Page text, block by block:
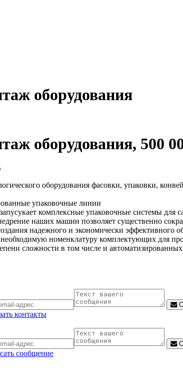
оборудования
оборудования, 500
оборудования фасовки, упаковки,
упаковочные линии
комплексные упаковочные системы
наших машин позволяет существенно
надежного и экономически
номенклатуру комплектующих для
сложности в том числе и
контакты
сообщение